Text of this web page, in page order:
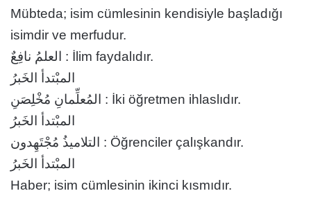
Mübteda; isim cümlesinin kendisiyle başladığı
isimdir ve merfudur.
العلمُ نافِعٌ : İlim faydalıdır.
المبْتدأ الخَبرُ
المُعلِّمانِ مُخْلِصَنِ : İki öğretmen ihlaslıdır.
المبْتدأ الخَبرُ
التلاميذُ مُجْتَهِدون : Öğrenciler çalışkandır.
المبْتدأ الخَبرُ
Haber; isim cümlesinin ikinci kısmıdır.